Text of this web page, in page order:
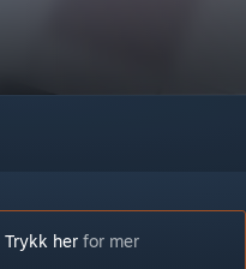
Trykk her for mer